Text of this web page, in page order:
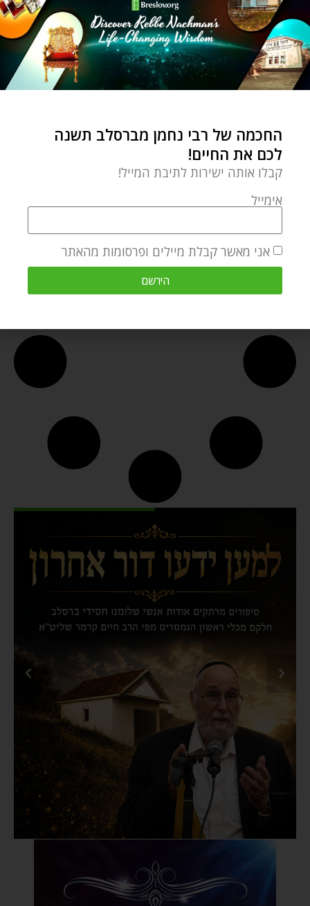
חברה והשקפה
זה מתחיל כאן ועכשיו!
Yardena Slater מאי 30, 2021
"יחזרו לנורמליות" לא נשב
יכולים ליצור
החכמה של רבי נחמן מברסלב תשנה
לכם את החיים!
קבלו אותה ישירות לתיבת המייל!
אימייל
אני מאשר קבלת מיילים ופרסומות מהאתר
הירשם